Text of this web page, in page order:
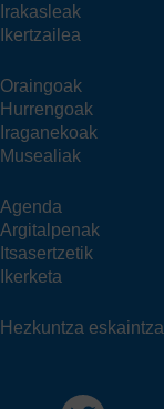
Irakasleak
Ikertzailea
Oraingoak
Hurrengoak
Iraganekoak
Musealiak
Agenda
Argitalpenak
Itsasertzetik
Ikerketa
Hezkuntza eskaintza